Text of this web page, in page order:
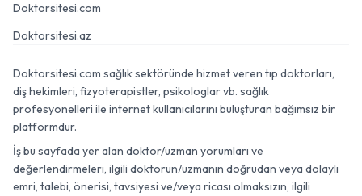
Doktorsitesi.com
Doktorsitesi.az
Doktorsitesi.com sağlık sektöründe hizmet veren tıp doktorları,
diş hekimleri, fizyoterapistler, psikologlar vb. sağlık
profesyonelleri ile internet kullanıcılarını buluşturan bağımsız bir
platformdur.
İş bu sayfada yer alan doktor/uzman yorumları ve
değerlendirmeleri, ilgili doktorun/uzmanın doğrudan veya dolaylı
emri, talebi, önerisi, tavsiyesi ve/veya ricası olmaksızın, ilgili